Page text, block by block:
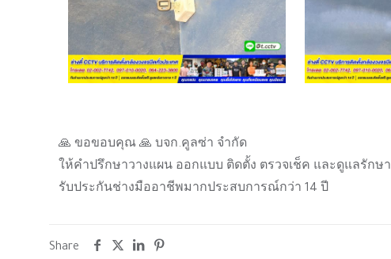
🙏 ขอขอบคุณ 🙏 บจก.คูลซ่า จำกัด
ให้คำปรึกษาวางแผน ออกแบบ ติดตั้ง ตรวจเช็ค และดูแลรักษา
รับประกันช่างมืออาชีพมากประสบการณ์กว่า 14 ปี
Share